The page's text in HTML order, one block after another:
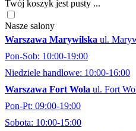
Twój koszyk jest pusty ...
Nasze salony
Warszawa Marywilska ul.
Pon-Sob: 10:00-19:00
Niedziele handlowe: 10:00-16:00
Warszawa Fort Wola ul. Fort
Pon-Pt: 09:00-19:00
Sobota: 10:00-15:00